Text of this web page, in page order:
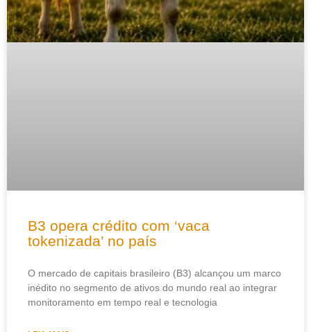
B3 opera crédito com ‘vaca
tokenizada’ no país
O mercado de capitais brasileiro (B3) alcançou um marco
inédito no segmento de ativos do mundo real ao integrar
monitoramento em tempo real e tecnologia